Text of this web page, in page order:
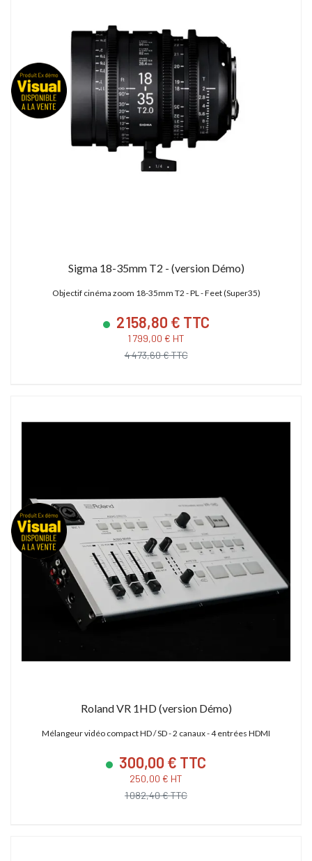
Sigma 18-35mm T2 - (version Démo)
Objectif cinéma zoom 18-35mm T2 - PL - Feet (Super35)
2 158,80 € TTC
1 799,00 € HT
4 473,60 € TTC
Roland VR 1HD (version Démo)
Mélangeur vidéo compact HD / SD - 2 canaux - 4 entrées HDMI
300,00 € TTC
250,00 € HT
1 082,40 € TTC